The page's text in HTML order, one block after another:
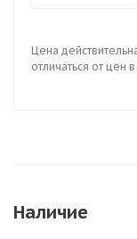
Цена
отличаться от цен
Наличие